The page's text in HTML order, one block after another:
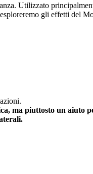
Utilizzato
gli effetti del
ma piuttosto un aiuto